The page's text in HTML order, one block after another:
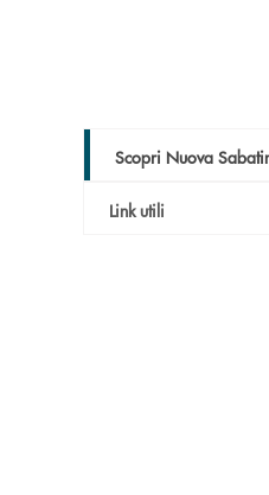
Scopri Nuova
Link utili